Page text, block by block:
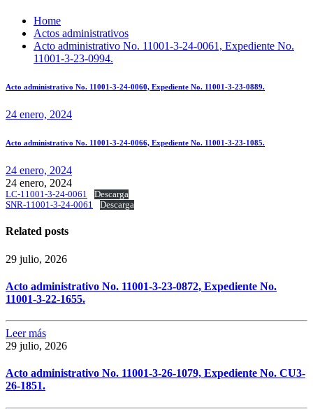
Home
Actos administrativos
Acto administrativo No. 11001-3-24-0061, Expediente No.
11001-3-23-0994.
Acto administrativo No. 11001-3-24-0060, Expediente No. 11001-3-23-0889.
24 enero, 2024
Acto administrativo No. 11001-3-24-0066, Expediente No. 11001-3-23-1085.
24 enero, 2024
24 enero, 2024
LC-11001-3-24-0061
Descarga
SNR-11001-3-24-0061
Descarga
Related posts
29 julio, 2026
Acto administrativo No. 11001-3-23-0872, Expediente No.
11001-3-22-1655.
Leer más
29 julio, 2026
Acto administrativo No. 11001-3-26-1079, Expediente No. CU3-
26-1851.